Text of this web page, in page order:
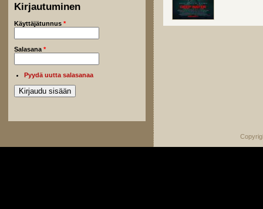
Kirjautuminen
Käyttäjätunnus *
Salasana *
Pyydä uutta salasanaa